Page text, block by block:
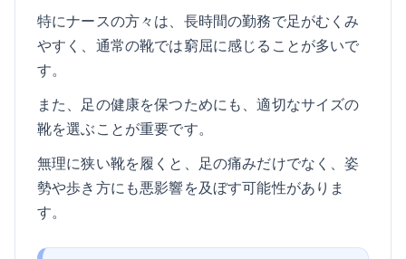
特にナースの方々は、長時間の勤務で足がむくみ
やすく、通常の靴では窮屈に感じることが多いで
す。
また、足の健康を保つためにも、適切なサイズの
靴を選ぶことが重要です。
無理に狭い靴を履くと、足の痛みだけでなく、姿
勢や歩き方にも悪影響を及ぼす可能性がありま
す。